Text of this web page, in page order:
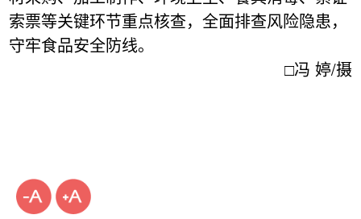
索票等关键环节重点核查，全面排查风险隐患，
守牢食品安全防线。
□冯 婷/摄